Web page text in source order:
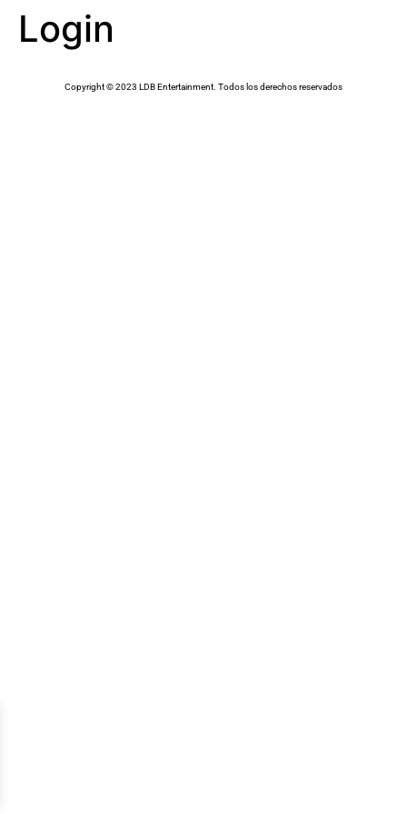
Login
Copyright © 2023 LDB Entertainment. Todos los derechos reservados